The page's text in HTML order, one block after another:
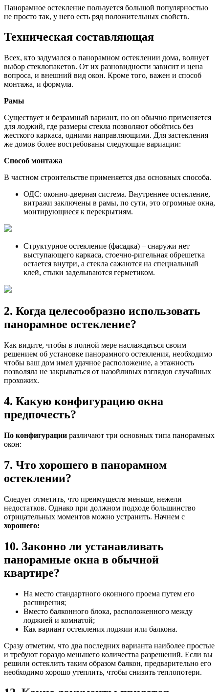
Панорамное остекление пользуется большой популярностью
не просто так, у него есть ряд положительных свойств.
Техническая составляющая
Всех, кто задумался о панорамном остеклении дома, волнует
выбор стеклопакетов. От их разновидности зависит и цена
вопроса, и внешний вид окон. Кроме того, важен и способ
монтажа, и формула.
Рамы
Существует и безрамный вариант, но он обычно применяется
для лоджий, где размеры стекла позволяют обойтись без
жесткого каркаса, одними направляющими. Для застекления
же домов более востребованы следующие вариации:
Способ монтажа
В частном строительстве применяется два основных способа.
ОДС: оконно-дверная система. Внутреннее остекление,
витражи заключены в рамы, по сути, это огромные окна,
монтирующиеся к перекрытиям.
Структурное остекление (фасадка) – снаружи нет
выступающего каркаса, стоечно-ригельная обрешетка
остается внутри, а стекла сажаются на специальный
клей, стыки заделываются герметиком.
2. Когда целесообразно использовать
панорамное остекление?
Как видите, чтобы в полной мере наслаждаться своим
решением об установке панорамного остекления, необходимо
чтобы ваш дом имел удачное расположение, а этажность
позволяла не закрываться от назойливых взглядов случайных
прохожих.
4. Какую конфигурацию окна
предпочесть?
По конфигурации различают три основных типа панорамных
окон:
7. Что хорошего в панорамном
остеклении?
Следует отметить, что преимуществ меньше, нежели
недостатков. Однако при должном подходе большинство
отрицательных моментов можно устранить. Начнем с
хорошего:
10. Законно ли устанавливать
панорамные окна в обычной
квартире?
На место стандартного оконного проема путем его
расширения;
Вместо балконного блока, расположенного между
лоджией и комнатой;
Как вариант остекления лоджии или балкона.
Сразу отметим, что два последних варианта наиболее простые
и требуют гораздо меньшего количества разрешений. Если вы
решили остеклить таким образом балкон, предварительно его
необходимо хорошо утеплить, чтобы снизить теплопотери.